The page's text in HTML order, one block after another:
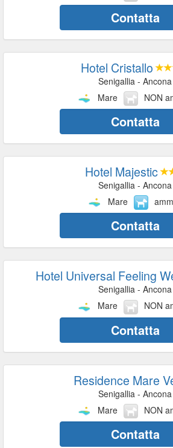
Contatta
Hotel Cristallo
Senigallia - Ancona
Mare
NON
Contatta
Hotel Majestic
Senigallia - Ancona
Mare
Contatta
Hotel Universal Feeling
Senigallia - Ancona
Mare
NON
Contatta
Residence Mare
Senigallia - Ancona
Mare
NON
Contatta